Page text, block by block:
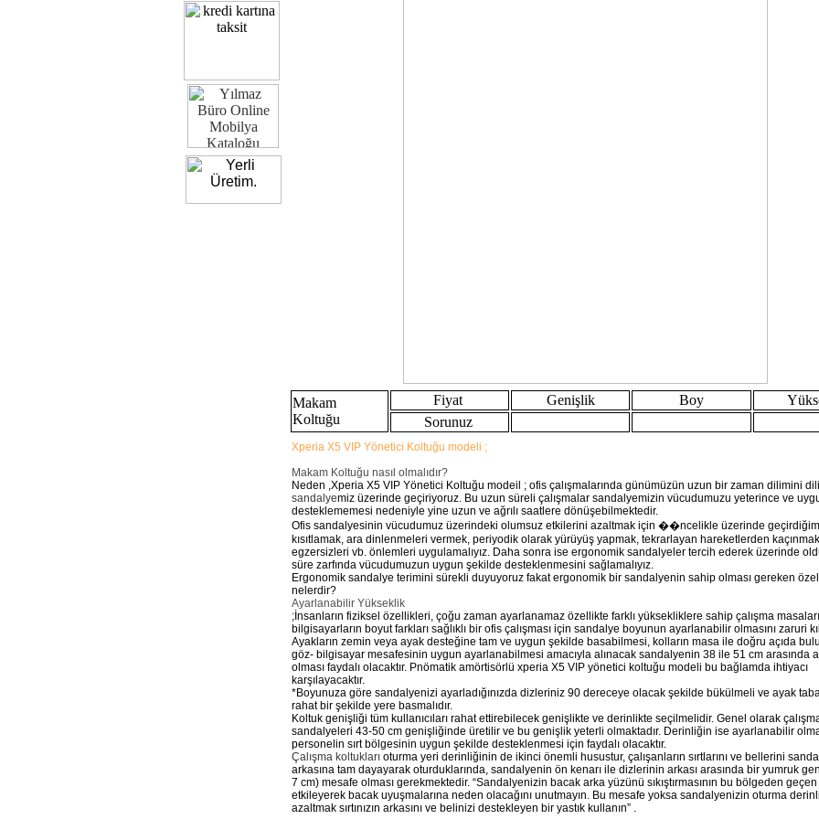
Makam
Koltuğu
Fiyat Genişlik Boy
Sorunuz
Xperia X5 VIP Yönetici Koltuğu modeli ;
Makam Koltuğu nasıl olmalıdır?
Neden ,Xperia X5 VIP Yönetici Koltuğu modeil ; ofis çalışmalarında günümüzün uzun bir zaman dilimini
sandalyemiz üzerinde geçiriyoruz. Bu uzun süreli çalışmalar sandalyemizin vücudumuzu yeterince ve
desteklememesi nedeniyle yine uzun ve ağrılı saatlere dönüşebilmektedir.
Ofis sandalyesinin vücudumuz üzerindeki olumsuz etkilerini azaltmak için ��ncelikle üzerinde
kısıtlamak, ara dinlenmeleri vermek, periyodik olarak yürüyüş yapmak, tekrarlayan hareketlerden
egzersizleri vb. önlemleri uygulamalıyız. Daha sonra ise ergonomik sandalyeler tercih ederek üzerinde
süre zarfında vücudumuzun uygun şekilde desteklenmesini sağlamalıyız.
Ergonomik sandalye terimini sürekli duyuyoruz fakat ergonomik bir sandalyenin sahip olması gereken
nelerdir?
Ayarlanabilir Yükseklik
;İnsanların fiziksel özellikleri, çoğu zaman ayarlanamaz özellikte farklı yüksekliklere sahip çalışma
bilgisayarların boyut farkları sağlıklı bir ofis çalışması için sandalye boyunun ayarlanabilir olmasını zaruri
Ayakların zemin veya ayak desteğine tam ve uygun şekilde basabilmesi, kolların masa ile doğru açıda
göz- bilgisayar mesafesinin uygun ayarlanabilmesi amacıyla alınacak sandalyenin 38 ile 51 cm arasında
olması faydalı olacaktır. Pnömatik amörtisörlü xperia X5 VIP yönetici koltuğu modeli bu bağlamda ihtiyacı
karşılayacaktır.
*Boyunuza göre sandalyenizi ayarladığınızda dizleriniz 90 dereceye olacak şekilde bükülmeli ve ayak
rahat bir şekilde yere basmalıdır.
Koltuk genişliği tüm kullanıcıları rahat ettirebilecek genişlikte ve derinlikte seçilmelidir. Genel olarak
sandalyeleri 43-50 cm genişliğinde üretilir ve bu genişlik yeterli olmaktadır. Derinliğin ise ayarlanabilir
personelin sırt bölgesinin uygun şekilde desteklenmesi için faydalı olacaktır.
Çalışma koltukları oturma yeri derinliğinin de ikinci önemli husustur, çalışanların sırtlarını ve bellerini
arkasına tam dayayarak oturduklarında, sandalyenin ön kenarı ile dizlerinin arkası arasında bir yumruk
7 cm) mesafe olması gerekmektedir. “Sandalyenizin bacak arka yüzünü sıkıştırmasının bu bölgeden
etkileyerek bacak uyuşmalarına neden olacağını unutmayın. Bu mesafe yoksa sandalyenizin oturma
azaltmak sırtınızın arkasını ve belinizi destekleyen bir yastık kullanın” .